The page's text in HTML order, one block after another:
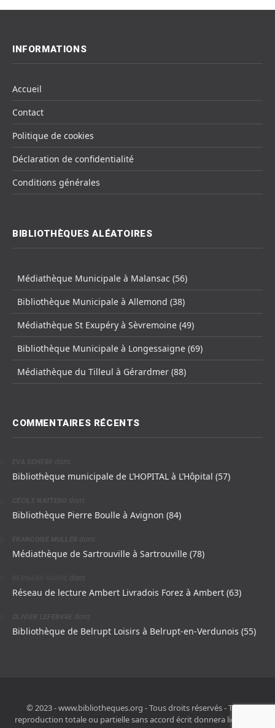
INFORMATIONS
Accueil
Contact
Politique de cookies
Déclaration de confidentialité
Conditions générales
BIBLIOTHÈQUES ALÉATOIRES
Médiathèque Municipale à Malansac (56)
Bibliothèque Municipale à Allemond (38)
Médiathèque St Exupéry à Sèvremoine (49)
Bibliothèque Municipale à Longessaigne (69)
Médiathèque du Tilleul à Gérardmer (88)
COMMENTAIRES RÉCENTS
EVA SCHERF dans
Bibliothèque municipale de L’HOPITAL à L’Hôpital (57)
CÉCILE NATTERO dans
Bibliothèque Pierre Boulle à Avignon (84)
FRANCOISE MULLER dans
Médiathèque de Sartrouville à Sartrouville (78)
dans
Réseau de lecture Ambert Livradois Forez à Ambert (63)
OLIVIER LEFEBVRE dans
Bibliothèque de Belrupt Loisirs à Belrupt-en-Verdunois (55)
© 2023 - www.bibliotheques.org - Tous droits réservés - Toute
reproduction totale ou partielle sans accord écrit donnera lieu à des